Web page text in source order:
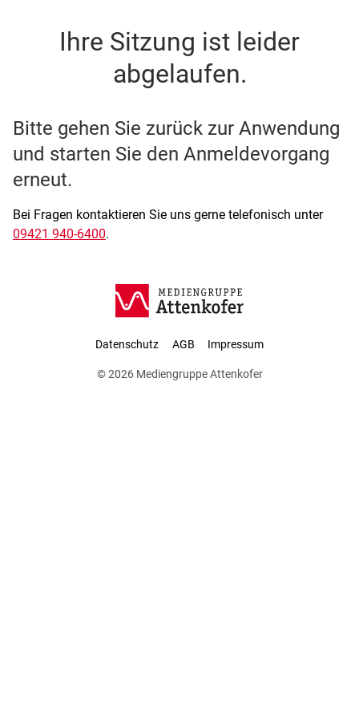
SSO Single-Sign-On der
Ihre Sitzung ist leider
abgelaufen.
Bitte gehen Sie zurück zur Anwendung
und starten Sie den Anmeldevorgang
erneut.
Bei Fragen kontaktieren Sie uns gerne telefonisch unter
09421 940-6400.
Datenschutz AGB Impressum
© 2026 Mediengruppe Attenkofer